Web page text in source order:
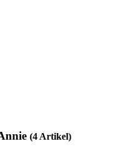
(4 Artikel)